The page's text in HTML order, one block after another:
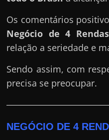
Os comentários
Negócio de 4 Rendas
relação a seriedade e
Sendo assim, com
precisa se preocupar.
NEGÓCIO DE 4